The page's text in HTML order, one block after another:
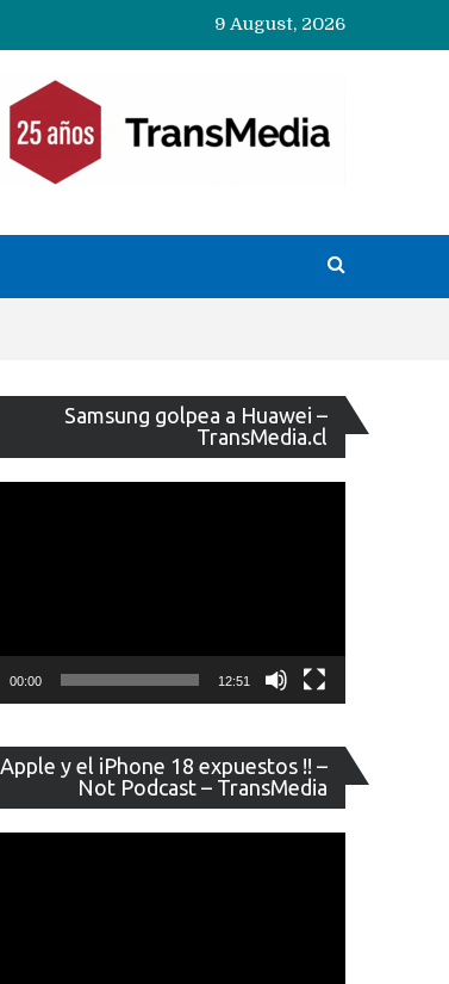
9 August, 2026
Samsung golpea a Huawei –
TransMedia.cl
de
vídeo
00:00 12:51
Apple y el iPhone 18 expuestos !! –
Not Podcast – TransMedia
de
vídeo